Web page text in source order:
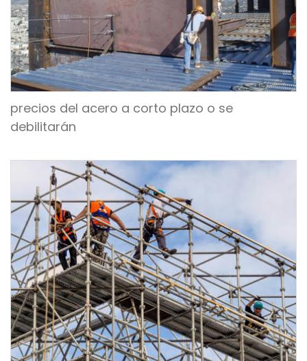
precios del acero a corto plazo o se
debilitarán